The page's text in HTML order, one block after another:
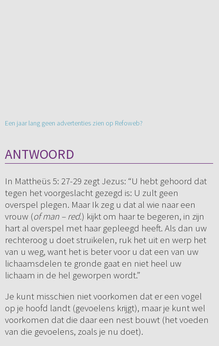
Een jaar lang geen advertenties zien op Refoweb?
ANTWOORD
In Mattheüs 5: 27-29 zegt Jezus: “U hebt gehoord dat
tegen het voorgeslacht gezegd is: U zult geen
overspel plegen. Maar Ik zeg u dat al wie naar een
vrouw (of man – red.) kijkt om haar te begeren, in zijn
hart al overspel met haar gepleegd heeft. Als dan uw
rechteroog u doet struikelen, ruk het uit en werp het
van u weg, want het is beter voor u dat een van uw
lichaamsdelen te gronde gaat en niet heel uw
lichaam in de hel geworpen wordt.”
Je kunt misschien niet voorkomen dat er een vogel
op je hoofd landt (gevoelens krijgt), maar je kunt wel
voorkomen dat die daar een nest bouwt (het voeden
van die gevoelens, zoals je nu doet).